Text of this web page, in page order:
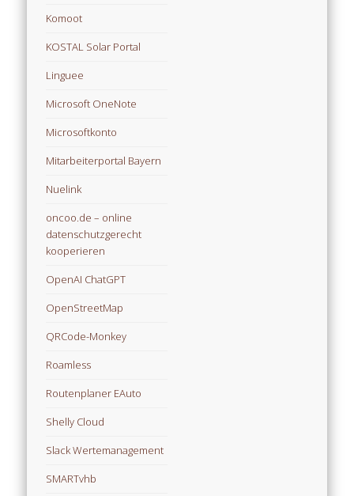
Komoot
KOSTAL Solar Portal
Linguee
Microsoft OneNote
Microsoftkonto
Mitarbeiterportal Bayern
Nuelink
oncoo.de – online
datenschutzgerecht
kooperieren
OpenAI ChatGPT
OpenStreetMap
QRCode-Monkey
Roamless
Routenplaner EAuto
Shelly Cloud
Slack Wertemanagement
SMARTvhb